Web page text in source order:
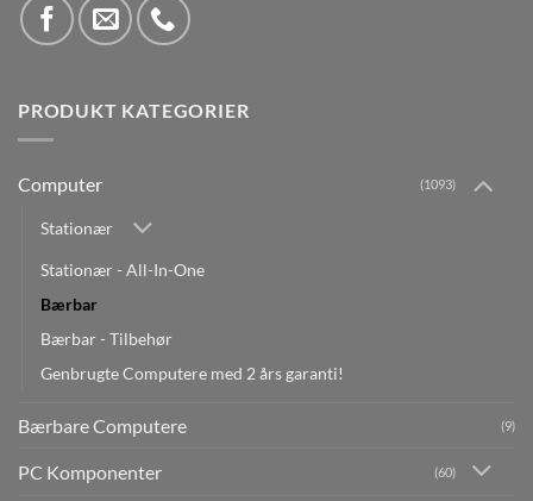
PRODUKT KATEGORIER
Computer (1093)
Stationær
Stationær - All-In-One
Bærbar
Bærbar - Tilbehør
Genbrugte Computere med 2 års garanti!
Bærbare Computere (9)
PC Komponenter (60)